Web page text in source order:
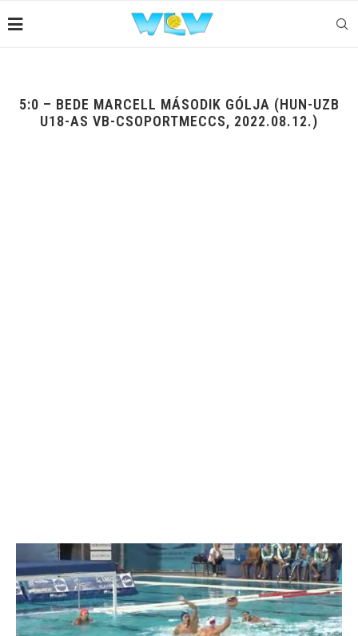
5:0 – BEDE MARCELL MÁSODIK GÓLJA (HUN-UZB
U18-AS VB-CSOPORTMECCS, 2022.08.12.)